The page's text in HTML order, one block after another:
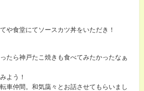
や食堂にてソースカツ丼をいただき！
たら神戸たこ焼きも食べてみたかったなぁ
よう！
車仲間。和気藹々とお話させてもらいまし